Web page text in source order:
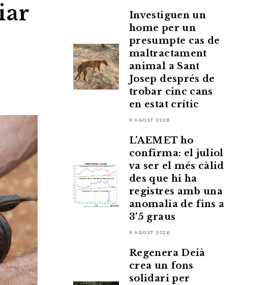
Investiguen un
home per un
presumpte cas de
maltractament
animal a Sant
Josep després de
trobar cinc cans
en estat crític
5 AGOST 2026
L’AEMET ho
confirma: el juliol
va ser el més càlid
des que hi ha
registres amb una
anomalia de fins a
3’5 graus
5 AGOST 2026
Regenera Deià
crea un fons
solidari per